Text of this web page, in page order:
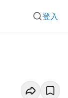
登入